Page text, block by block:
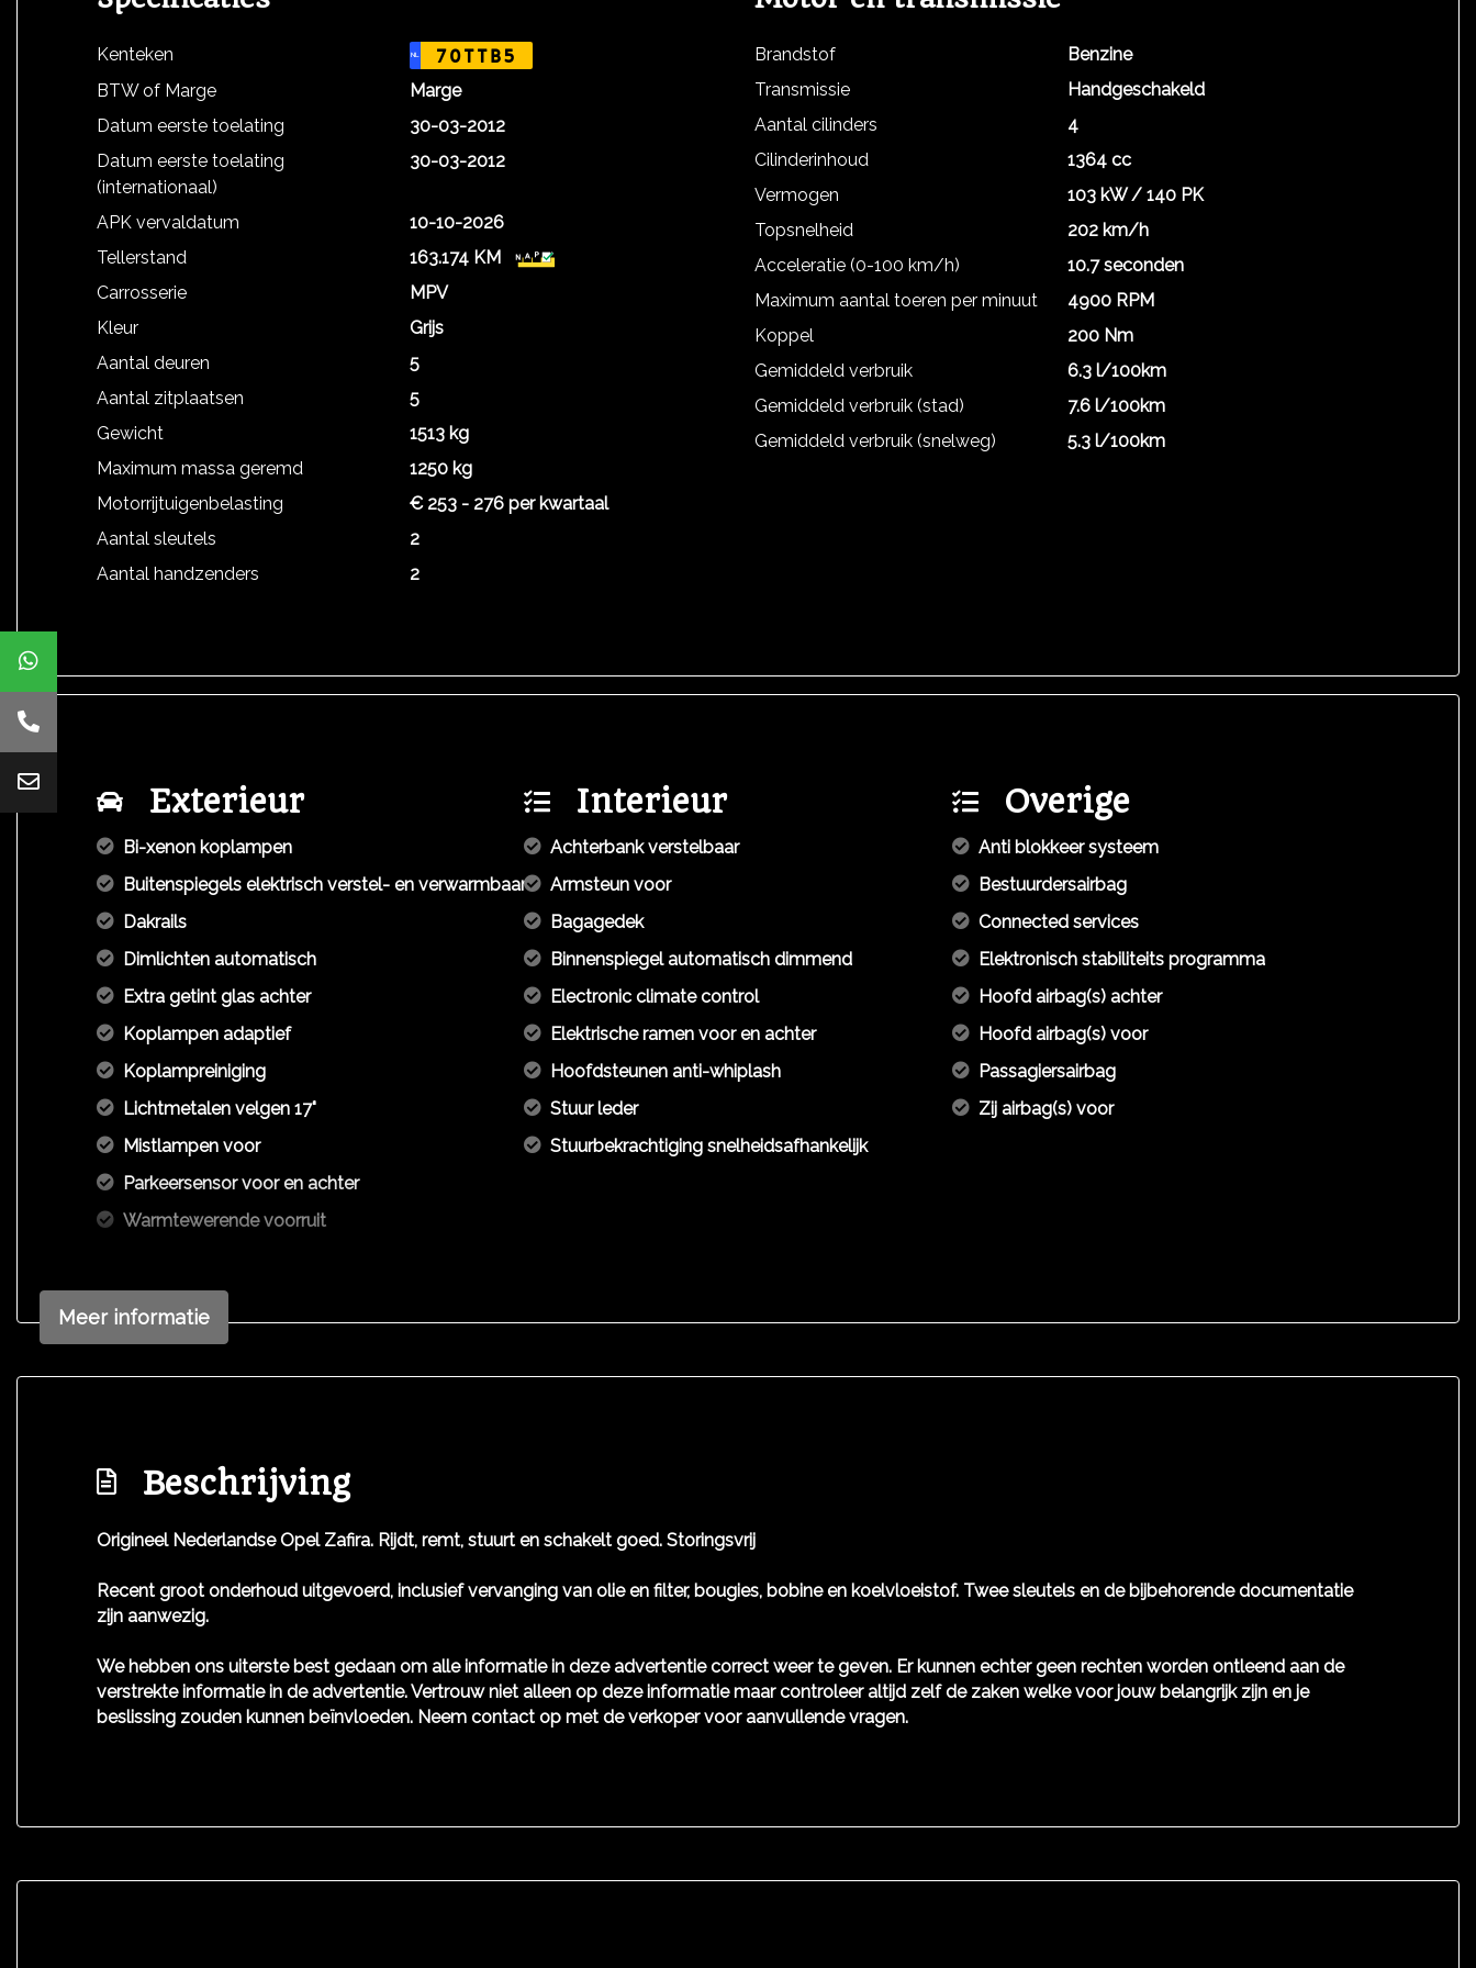
Kenteken NL 70TTB5
BTW of Marge
Marge
Datum eerste toelating
30-03-2012
Datum eerste toelating
(internationaal)
30-03-2012
APK vervaldatum
10-10-2026
Tellerstand
163.174 KM
Carrosserie
MPV
Kleur
Grijs
Aantal deuren
5
Aantal zitplaatsen
5
Gewicht
1513 kg
Maximum massa geremd
1250 kg
Motorrijtuigenbelasting
€ 253 - 276 per kwartaal
Aantal sleutels
2
Aantal handzenders
2
Brandstof
Benzine
Transmissie
Handgeschakeld
Aantal cilinders
4
Cilinderinhoud
1364 cc
Vermogen
103 kW / 140 PK
Topsnelheid
202 km/h
Acceleratie (0-100 km/h)
10.7 seconden
Maximum aantal toeren per minuut
4900 RPM
Koppel
200 Nm
Gemiddeld verbruik
6.3 l/100km
Gemiddeld verbruik (stad)
7.6 l/100km
Gemiddeld verbruik (snelweg)
5.3 l/100km
Exterieur
Bi-xenon koplampen
Buitenspiegels elektrisch verstel- en verwarmbaar
Dakrails
Dimlichten automatisch
Extra getint glas achter
Koplampen adaptief
Koplampreiniging
Lichtmetalen velgen 17"
Mistlampen voor
Parkeersensor voor en achter
Warmtewerende voorruit
Interieur
Achterbank verstelbaar
Armsteun voor
Bagagedek
Binnenspiegel automatisch dimmend
Electronic climate control
Elektrische ramen voor en achter
Hoofdsteunen anti-whiplash
Stuur leder
Stuurbekrachtiging snelheidsafhankelijk
Overige
Anti blokkeer systeem
Bestuurdersairbag
Connected services
Elektronisch stabiliteits programma
Hoofd airbag(s) achter
Hoofd airbag(s) voor
Passagiersairbag
Zij airbag(s) voor
Meer informatie
Beschrijving
Origineel Nederlandse Opel Zafira. Rijdt, remt, stuurt en schakelt goed. Storingsvrij
Recent groot onderhoud uitgevoerd, inclusief vervanging van olie en filter, bougies, bobine en koelvloeistof. Twee sleutels en de bijbehorende documentatie
zijn aanwezig.
We hebben ons uiterste best gedaan om alle informatie in deze advertentie correct weer te geven. Er kunnen echter geen rechten worden ontleend aan de
verstrekte informatie in de advertentie. Vertrouw niet alleen op deze informatie maar controleer altijd zelf de zaken welke voor jouw belangrijk zijn en je
beslissing zouden kunnen beïnvloeden. Neem contact op met de verkoper voor aanvullende vragen.